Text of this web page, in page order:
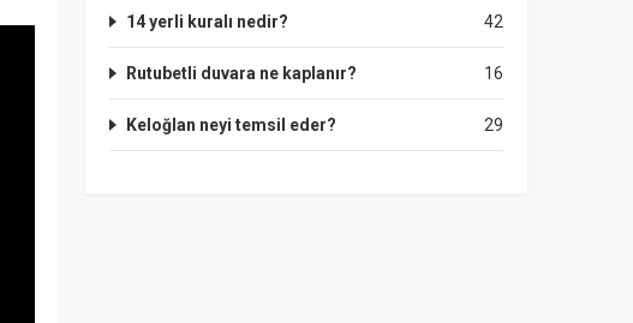
42
14 yerli kuralı nedir?
16
Rutubetli duvara ne kaplanır?
29
Keloğlan neyi temsil eder?